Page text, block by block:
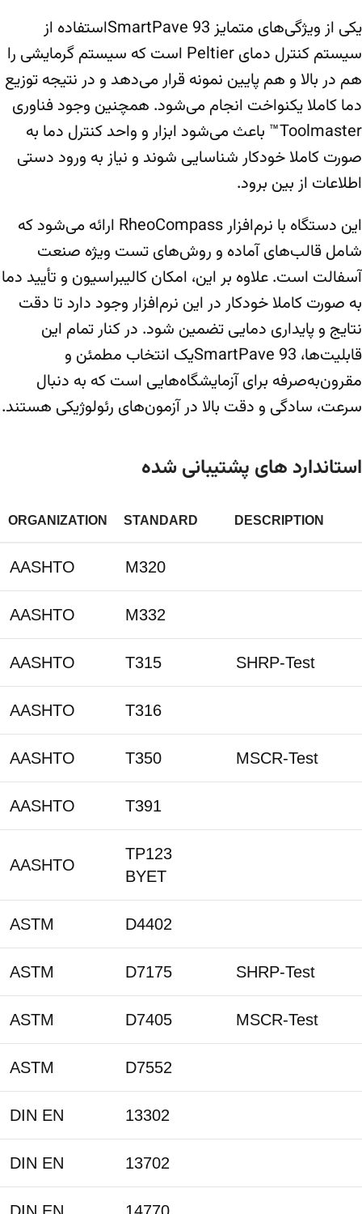
یکی از ویژگی‌های متمایز SmartPave 93استفاده از
سیستم کنترل دمای Peltier است که سیستم گرمایشی را
هم در بالا و هم پایین نمونه قرار می‌دهد و در نتیجه توزیع
دما کاملا یکنواخت انجام می‌شود. همچنین وجود فناوری
Toolmaster™ باعث می‌شود ابزار و واحد کنترل دما به
صورت کاملا خودکار شناسایی شوند و نیاز به ورود دستی
اطلاعات از بین برود.
این دستگاه با نرم‌افزار RheoCompass ارائه می‌شود که
شامل قالب‌های آماده و روش‌های تست ویژه صنعت
آسفالت است. علاوه بر این، امکان کالیبراسیون و تأیید دما
به صورت کاملا خودکار در این نرم‌افزار وجود دارد تا دقت
نتایج و پایداری دمایی تضمین شود. در کنار تمام این
قابلیت‌ها، SmartPave 93یک انتخاب مطمئن و
مقرون‌به‌صرفه برای آزمایشگاه‌هایی است که به دنبال
سرعت، سادگی و دقت بالا در آزمون‌های رئولوژیکی هستند.
استاندارد های پشتیبانی شده
ORGANIZATION STANDARD DESCRIPTION
AASHTO M320
AASHTO M332
AASHTO T315 SHRP-Test
AASHTO T316
AASHTO T350 MSCR-Test
AASHTO T391
AASHTO
TP123
BYET
ASTM D4402
ASTM D7175 SHRP-Test
ASTM D7405 MSCR-Test
ASTM D7552
DIN EN 13302
DIN EN 13702